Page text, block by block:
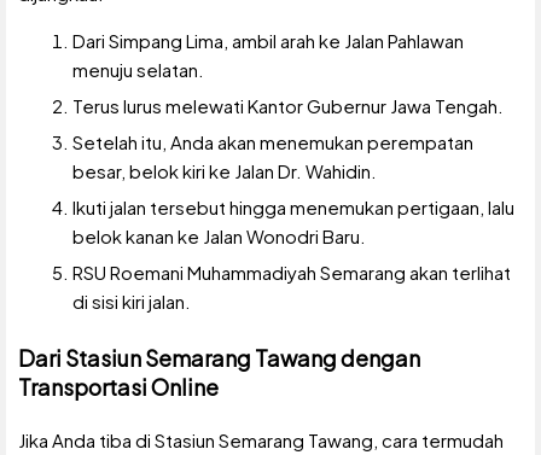
Dari Simpang Lima, ambil arah ke Jalan Pahlawan
menuju selatan.
Terus lurus melewati Kantor Gubernur Jawa Tengah.
Setelah itu, Anda akan menemukan perempatan
besar, belok kiri ke Jalan Dr. Wahidin.
Ikuti jalan tersebut hingga menemukan pertigaan, lalu
belok kanan ke Jalan Wonodri Baru.
RSU Roemani Muhammadiyah Semarang akan terlihat
di sisi kiri jalan.
Dari Stasiun Semarang Tawang dengan
Transportasi Online
Jika Anda tiba di Stasiun Semarang Tawang, cara termudah